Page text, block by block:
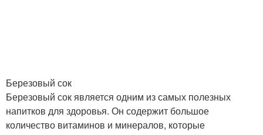
Березовый сок
Березовый сок является одним из самых полезных
напитков для здоровья. Он содержит большое
количество витаминов и минералов, которые